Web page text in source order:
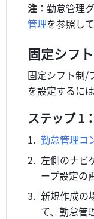
注 ：勤怠管理
管理を参照し
固定シフ
固定シフト制/
を設定するに
ステップ 1
勤怠管理コ
左側のナビ
ープ設定の
新規作成の
て、勤怠管